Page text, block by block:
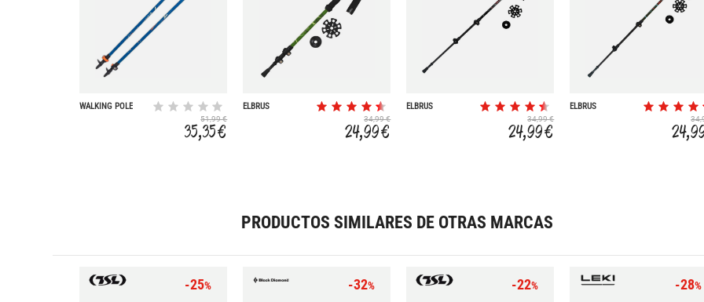
WALKING POLE
51,99 €
35,35 €
ELBRUS
34,99 €
24,99 €
ELBRUS
34,99 €
24,99 €
ELBRUS
PRODUCTOS SIMILARES DE OTRAS MARCAS
-25% -32% -22% -28%